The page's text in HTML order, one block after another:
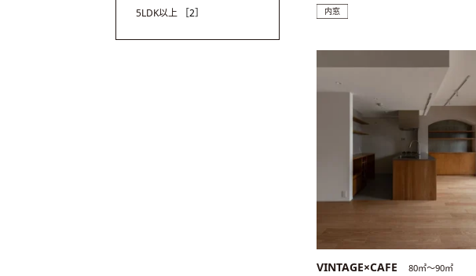
内窓
VINTAGE×CAFE 80㎡〜90㎡
5LDK以上
［2］